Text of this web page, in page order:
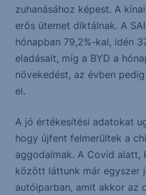
zuhanásához képest. A
erős ütemet diktálnak. A
hónapban 79,2%-kal, idén
eladásait, míg a BYD a
növekedést, az évben
el.
A jó értékesítési adatokat
hogy újfent felmerültek a
aggodalmak. A Covid alatt,
között láttunk már egyszer
autóiparban, amit akkor az